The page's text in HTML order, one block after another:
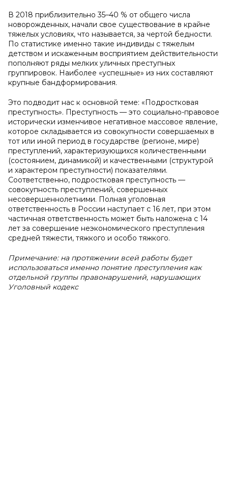
В 2018 приблизительно 35–40 % от общего числа
новорожденных, начали свое существование в крайне
тяжелых условиях, что называется, за чертой бедности.
По статистике именно такие индивиды с тяжелым
детством и искаженным восприятием действительности
пополняют ряды мелких уличных преступных
группировок. Наиболее «успешные» из них составляют
крупные бандформирования.
Это подводит нас к основной теме: «Подростковая
преступность». Преступность — это социально-правовое
исторически изменчивое негативное массовое явление,
которое складывается из совокупности совершаемых в
тот или иной период в государстве (регионе, мире)
преступлений, характеризующихся количественными
(состоянием, динамикой) и качественными (структурой
и характером преступности) показателями.
Соответственно, подростковая преступность —
совокупность преступлений, совершенных
несовершеннолетними. Полная уголовная
ответственность в России наступает с 16 лет, при этом
частичная ответственность может быть наложена с 14
лет за совершение неэкономического преступления
средней тяжести, тяжкого и особо тяжкого.
Примечание: на протяжении всей работы будет
использоваться именно понятие преступления как
отдельной группы правонарушений, нарушающих
Уголовный кодекс